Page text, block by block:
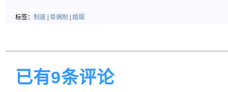
标签： 制度 单偶制 婚姻
已有9条评论